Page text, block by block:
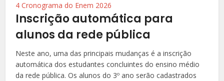
4 Cronograma do Enem 2026
Inscrição automática para
alunos da rede pública
Neste ano, uma das principais mudanças é a inscrição
automática dos estudantes concluintes do ensino médio
da rede pública. Os alunos do 3º ano serão cadastrados